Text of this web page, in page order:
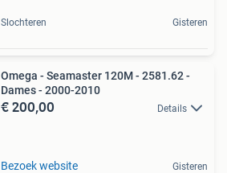
Slochteren Gisteren
Omega - Seamaster 120M - 2581.62 -
Dames - 2000-2010
€ 200,00 Details
Bezoek website Gisteren